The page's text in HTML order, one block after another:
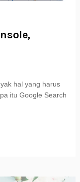
hal yang harus
itu Google Search